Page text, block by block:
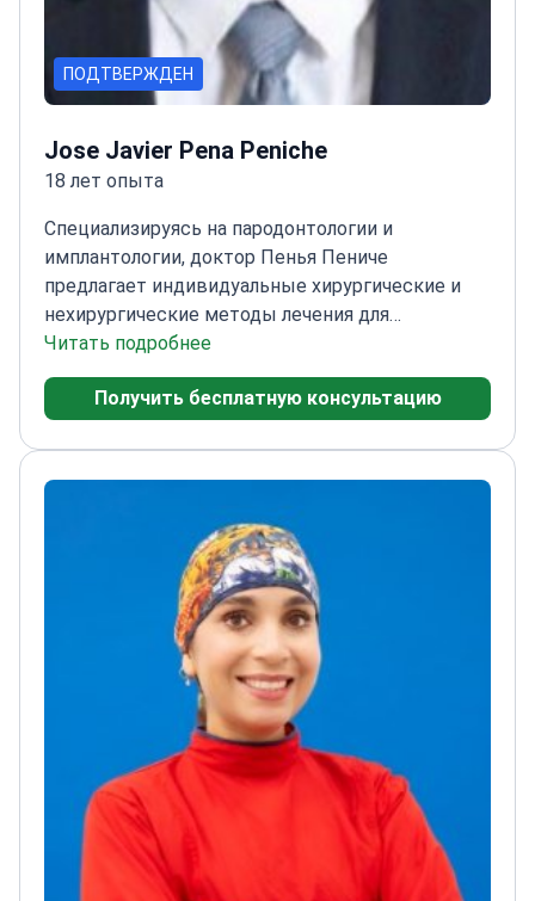
ПОДТВЕРЖДЕН
Jose Javier Pena Peniche
18 лет опыта
Специализируясь на пародонтологии и
имплантологии, доктор Пенья Пениче
предлагает индивидуальные хирургические и
нехирургические методы лечения для
поддержания оптимального здоровья полости
рта в клинике YeahSmile. Специализируется на
пародонтологии с 2012 года с акцентом на
Мексиканского общества пародонтологии и
Международной команды по имплантологии
Предоставляет передовые методы лечения,
включая техники вертикальной и
горизонтальной регенерацииБолее
_doctor_8274_лет_ частной практики в области
пародонтологии и
имплантологииПриверженность непрерывному
обучению и использованию новейших
стоматологических технологий
Читать подробнее
Получить бесплатную консультацию